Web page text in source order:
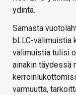
ydintä.
Samasta
bLLC-välimuistia
välimuistia tulisi
ainakin täydessä
varmuutta,